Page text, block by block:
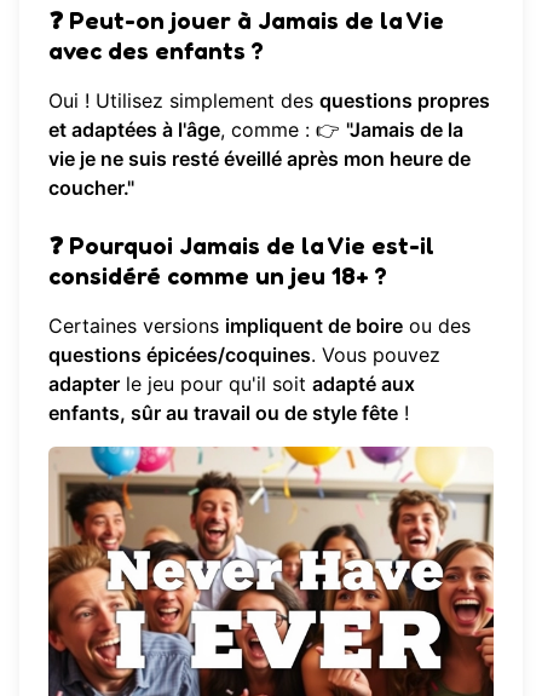
❓ Peut-on jouer à Jamais de la Vie
avec des enfants ?
Oui ! Utilisez simplement des questions propres
et adaptées à l'âge, comme : 👉 "Jamais de la
vie je ne suis resté éveillé après mon heure de
coucher."
❓ Pourquoi Jamais de la Vie est-il
considéré comme un jeu 18+ ?
Certaines versions impliquent de boire ou des
questions épicées/coquines. Vous pouvez
adapter le jeu pour qu'il soit adapté aux
enfants, sûr au travail ou de style fête !